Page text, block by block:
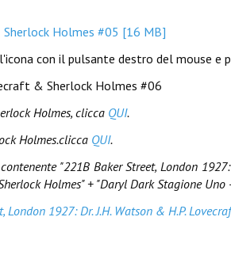
Holmes #05 [16 MB]
con il pulsante destro del mouse e
& Sherlock Holmes #06
Holmes, clicca QUI.
Holmes.clicca QUI.
"221B Baker Street, London
Holmes" + "Daryl Dark Stagione Uno
London 1927: Dr. J.H. Watson & H.P.